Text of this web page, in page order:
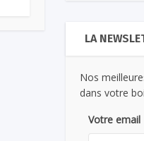
LA
Nos
dans votre
Votre email